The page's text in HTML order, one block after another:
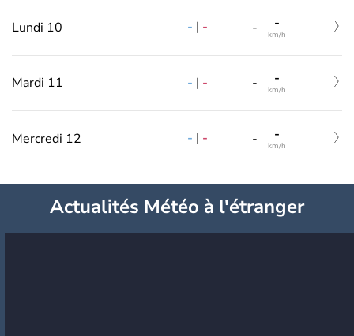
Lundi 10 - | - - -
km/h
Mardi 11 - | - - -
km/h
Mercredi 12 - | - - -
km/h
Actualités Météo à l'étranger